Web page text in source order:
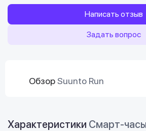
Написать отзыв
Задать вопрос
ОбзорSuunto Run
Характеристики Смарт-